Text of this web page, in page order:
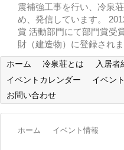
震補強工事を行い、冷泉
め、発信しています。
賞 活動部門にて部門賞受
財（建造物）に登録されま
ホーム 冷泉荘とは 入居者
イベントカレンダー
イベン
お問い合わせ
ホーム イベント情報